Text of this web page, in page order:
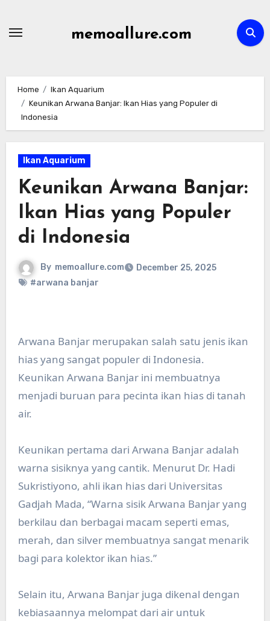
memoallure.com
Home
Ikan Aquarium
Keunikan Arwana Banjar: Ikan Hias yang Populer di
Indonesia
Ikan Aquarium
Keunikan Arwana Banjar:
Ikan Hias yang Populer
di Indonesia
By memoallure.com
December 25, 2025
#arwana banjar
Arwana Banjar merupakan salah satu jenis ikan
hias yang sangat populer di Indonesia.
Keunikan Arwana Banjar ini membuatnya
menjadi buruan para pecinta ikan hias di tanah
air.
Keunikan pertama dari Arwana Banjar adalah
warna sisiknya yang cantik. Menurut Dr. Hadi
Sukristiyono, ahli ikan hias dari Universitas
Gadjah Mada, “Warna sisik Arwana Banjar yang
berkilau dan berbagai macam seperti emas,
merah, dan silver membuatnya sangat menarik
bagi para kolektor ikan hias.”
Selain itu, Arwana Banjar juga dikenal dengan
kebiasaannya melompat dari air untuk